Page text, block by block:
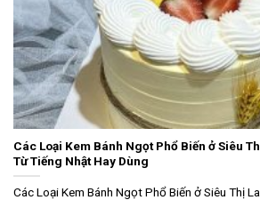
Các Loại Kem Bánh Ngọt Phổ Biến ở Siêu
Từ Tiếng Nhật Hay Dùng
Các Loại Kem Bánh Ngọt Phổ Biến ở Siêu Thị